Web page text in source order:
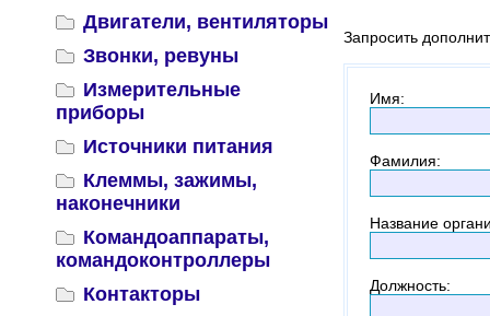
Двигатели, вентиляторы
Звонки, ревуны
Измерительные
приборы
Источники питания
Клеммы, зажимы,
наконечники
Командоаппараты,
командоконтроллеры
Контакторы
Запросить
Имя:
Фамилия:
Название
Должность: